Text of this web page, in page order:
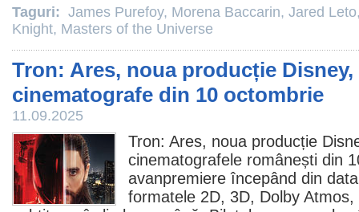
Taguri: James Purefoy, Morena Baccarin, Jared Leto
Knight, Masters of the Universe
Tron: Ares, noua producție Disney,
cinematografe din 10 octombrie
11.09.2025
Tron: Ares, noua producție
cinematografele românești din
avanpremiere începând din
formatele 2D, 3D, Dolby